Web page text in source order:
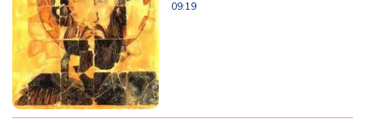
09:19